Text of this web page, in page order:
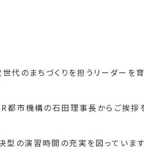
代のまちづくりを担うリーダー
市機構の石田理事長からご挨拶
型の演習時間の充実を図っています